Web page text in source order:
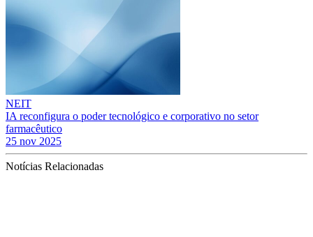
NEIT
IA reconfigura o poder tecnológico e corporativo no setor
farmacêutico
25 nov 2025
Notícias Relacionadas